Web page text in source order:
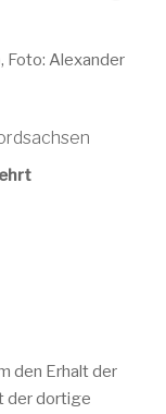
Foto: Alexander
den Erhalt der
der dortige